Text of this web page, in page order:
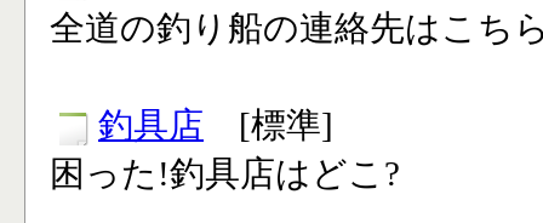
全道の釣り船の連絡先はこち
釣具店 [標準]
困った!釣具店はどこ?